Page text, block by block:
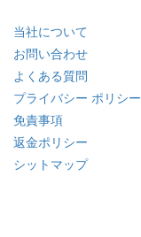
当社について
お問い合わせ
よくある質問
プライバシー ポリシー
免責事項
返金ポリシー
シットマップ